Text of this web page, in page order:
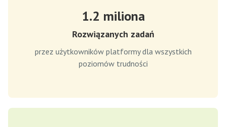
1.2 miliona
Rozwiązanych zadań
przez użytkowników platformy dla wszystkich
poziomów trudności